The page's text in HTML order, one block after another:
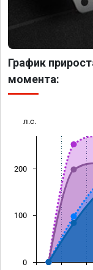
График
момента:
л.с.
0
100
200